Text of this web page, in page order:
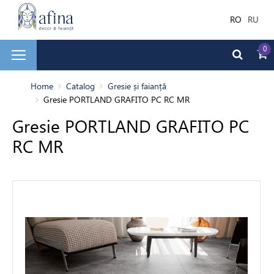
RO RU
faianță
de baie
0
Home Catalog
Gresie și faianță
Gresie PORTLAND GRAFITO PC RC MR
Gresie PORTLAND GRAFITO PC
RC MR